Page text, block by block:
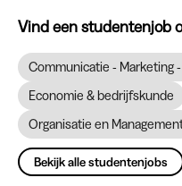
Vind een studentenjob
Communicatie - Marketing
Economie & bedrijfskunde
Organisatie en
Bekijk alle studentenjobs